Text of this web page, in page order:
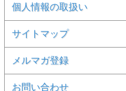
個人情報の取扱い
サイトマップ
メルマガ登録
お問い合わせ